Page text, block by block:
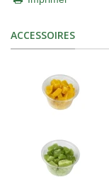
ACCESSOIRES